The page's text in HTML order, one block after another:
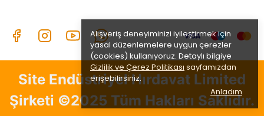
Alışveriş deneyiminizi iyileştirmek için
yasal düzenlemelere uygun çerezler
(cookies) kullanıyoruz. Detaylı bilgiye
Gizlilik ve Çerez Politikası sayfamızdan
erişebilirsiniz.
Anladım
Site Endüstriyel Hırdavat Limited
Şirketi ©2025 Tüm Hakları Saklıdır.